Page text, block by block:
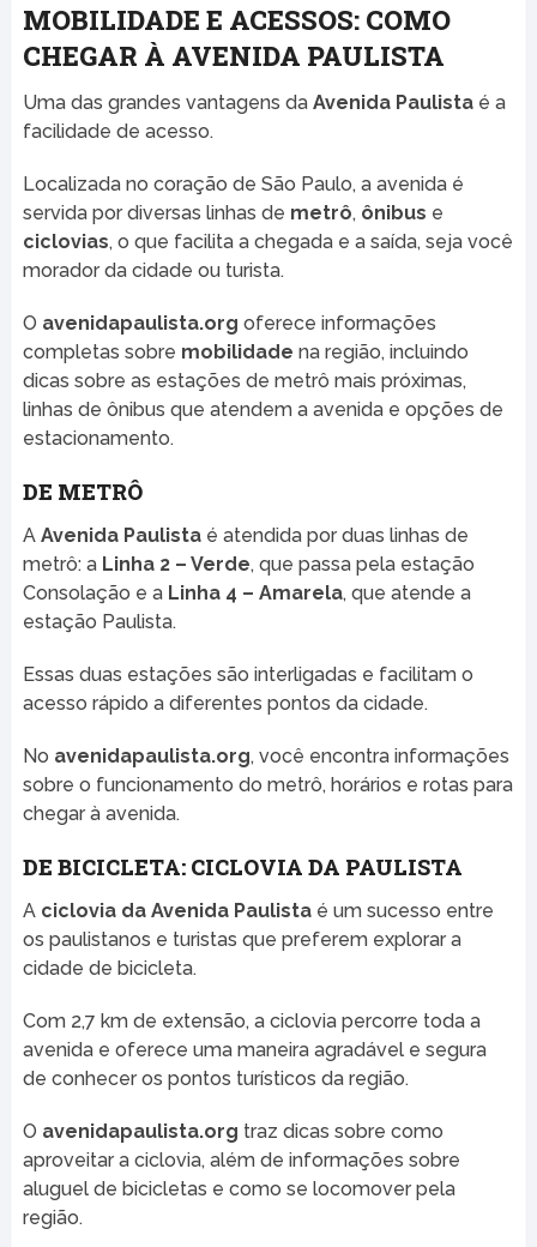
MOBILIDADE E ACESSOS: COMO
CHEGAR À AVENIDA PAULISTA
Uma das grandes vantagens da Avenida Paulistaé a
facilidade de acesso.
Localizada no coração de São Paulo, a avenida é
servida por diversas linhas de metrô, ônibus e
ciclovias, o que facilita a chegada e a saída, seja você
morador da cidade ou turista.
O avenidapaulista.org oferece informações
completas sobre mobilidade na região, incluindo
dicas sobre as estações de metrô mais próximas,
linhas de ônibus que atendem a avenida e opções de
estacionamento.
DE METRÔ
A Avenida Paulistaé atendida por duas linhas de
metrô: a Linha 2 – Verde, que passa pela estação
Consolação e a Linha 4 – Amarela, que atende a
estação Paulista.
Essas duas estações são interligadas e facilitam o
acesso rápido a diferentes pontos da cidade.
No avenidapaulista.org, você encontra informações
sobre o funcionamento do metrô, horários e rotas para
chegar à avenida.
DE BICICLETA: CICLOVIA DA PAULISTA
A ciclovia da Avenida Paulistaé um sucesso entre
os paulistanos e turistas que preferem explorar a
cidade de bicicleta.
Com 2,7 km de extensão, a ciclovia percorre toda a
avenida e oferece uma maneira agradável e segura
de conhecer os pontos turísticos da região.
O avenidapaulista.org traz dicas sobre como
aproveitar a ciclovia, além de informações sobre
aluguel de bicicletas e como se locomover pela
região.